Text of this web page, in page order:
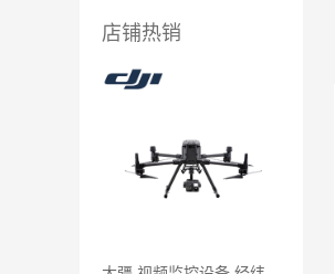
店铺热销